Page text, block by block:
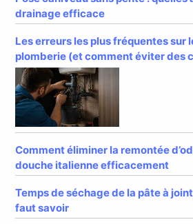
drainage efficace
Les erreurs les plus fréquentes sur
plomberie (et comment éviter des
Comment éliminer la remontée
douche italienne efficacement
Temps de séchage de la pâte à
faut savoir